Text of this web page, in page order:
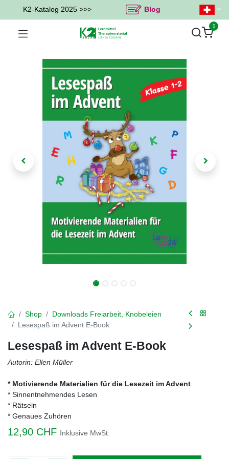
K2-Katalog 2025 >>> Blog
0
Shop
Downloads Freiarbeit, Knobeleien
Lesespaß im Advent E-Book
Lesespaß im Advent E-Book
Autorin: Ellen Müller
* Motivierende Materialien für die Lesezeit im Advent
* Sinnentnehmendes Lesen
* Rätseln
* Genaues Zuhören
12,90 CHF Inklusive MwSt.